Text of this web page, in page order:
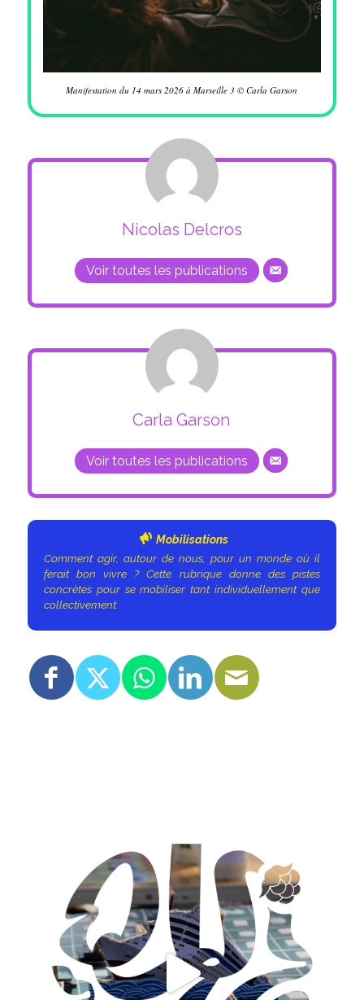
Manifestation du 14 mars 2026 à Marseille 3 © Carla Garson
Nicolas Delcros
Voir toutes les publications
Carla Garson
Voir toutes les publications
Mobilisations
Comment agir, autour de nous, pour un monde où il
ferait bon vivre ? Cette rubrique donne des pistes
concrètes pour se mobiliser tant individuellement que
collectivement.